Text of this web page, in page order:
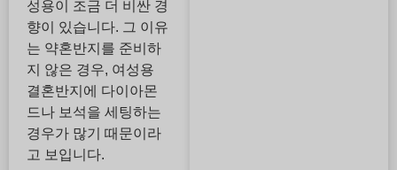
성용이 조금 더 비싼 경
향이 있습니다. 그 이유
는 약혼반지를 준비하
지 않은 경우, 여성용
결혼반지에 다이아몬
드나 보석을 세팅하는
경우가 많기 때문이라
고 보입니다.